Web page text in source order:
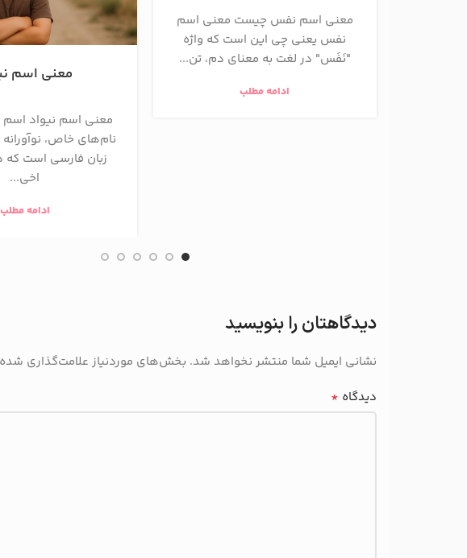
معنی اسم نفس چیست معنی اسم
نفس یعنی چی این است که واژه
"نَفَس" در لغت به معنای دم، تن...
ادامه مطلب
معنی اسم
معنی اسم نیواد اسم
نام‌های خاص،
زبان فارسی است
اخی...
ادامه مطلب
دیدگاهتان را بنویسید
نشانی ایمیل شما منتشر نخواهد شد. بخش‌های موردنیاز علامت‌گذاری
دیدگاه *